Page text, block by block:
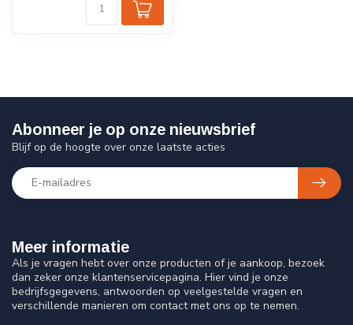
Meer informatie
Als je vragen hebt over onze producten of je aankoop, bezoek
dan zeker onze klantenservicepagina. Hier vind je onze
bedrijfsgegevens, antwoorden op veelgestelde vragen en
verschillende manieren om contact met ons op te nemen.
Abonneer je op onze nieuwsbrief
Blijf op de hoogte over onze laatste acties